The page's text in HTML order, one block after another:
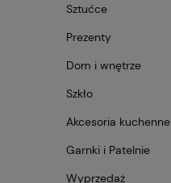
Sztućce
Prezenty
Dom i wnętrze
Szkło
Akcesoria kuchenne
Garnki i Patelnie
Wyprzedaż